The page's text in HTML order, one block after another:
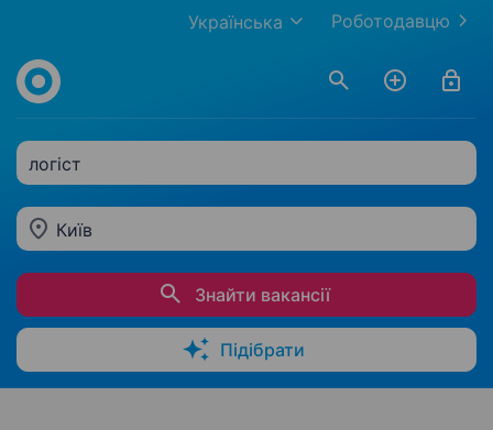
Роботодавцю
Українська
логіст
Київ
Знайти вакансії
Підібрати